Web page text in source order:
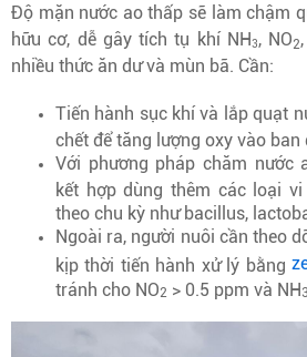
Độ mặn nước ao thấp sẽ làm chậm
hữu cơ, dễ gây tích tụ khí NH3, NO2
nhiều thức ăn dư và mùn bã. Cần:
Tiến hành sục khí và lắp quạt
chết để tăng lượng oxy vào ban
Với phương pháp chăm nước
kết hợp dùng thêm các loại
theo chu kỳ như bacillus,
Ngoài ra, người nuôi cần theo
kịp thời tiến hành xử lý bằng
tránh cho NO2 > 0.5 ppm và NH3